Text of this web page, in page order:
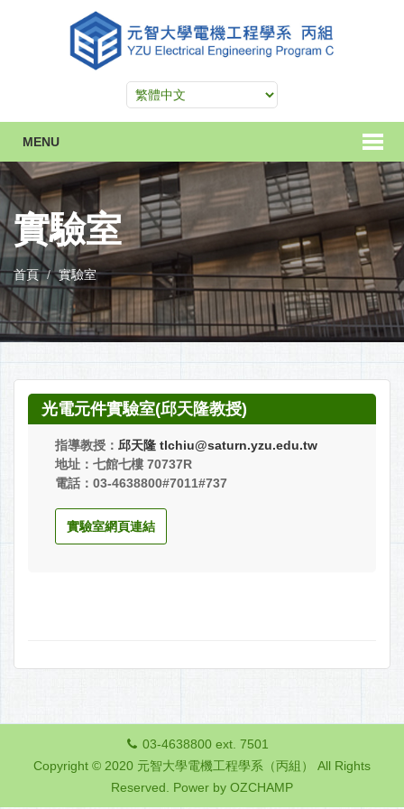
MENU
實驗室
首頁 實驗室
光電元件實驗室(邱天隆教授)
指導教授： 邱天隆 tlchiu@saturn.yzu.edu.tw
地址：七館七樓 70737R
電話：03-4638800#7011#737
實驗室網頁連結
03-4638800 ext. 7501
Copyright © 2020 元智大學電機工程學系（丙組） All Rights
Reserved. Power by OZCHAMP